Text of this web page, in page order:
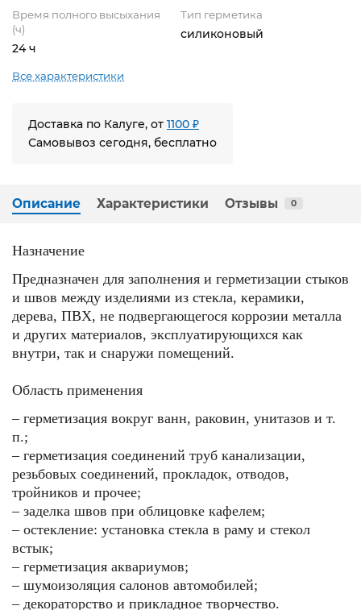
Время полного высыхания
(ч)
24 ч
Тип герметика
силиконовый
Все характеристики
Доставка по Калуге, от 1100 ₽
Самовывоз сегодня, бесплатно
Описание Характеристики Отзывы 0
Назначение
Предназначен для заполнения и герметизации стыков
и швов между изделиями из стекла, керамики,
дерева, ПВХ, не подвергающегося коррозии металла
и других материалов, эксплуатирующихся как
внутри, так и снаружи помещений.
Область применения
– герметизация вокруг ванн, раковин, унитазов и т.
п.;
– герметизация соединений труб канализации,
резьбовых соединений, прокладок, отводов,
тройников и прочее;
– заделка швов при облицовке кафелем;
– остекление: установка стекла в раму и стекол
встык;
– герметизация аквариумов;
– шумоизоляция салонов автомобилей;
– декораторство и прикладное творчество.